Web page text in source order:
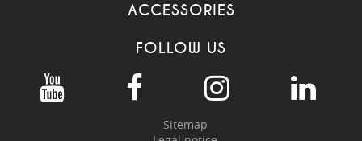
ACCESSORIES
FOLLOW US
Sitemap